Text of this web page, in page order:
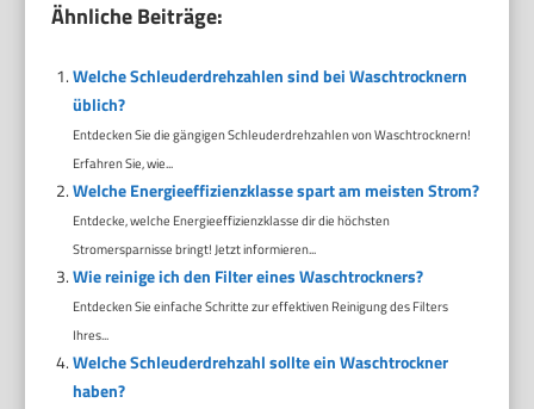
Ähnliche Beiträge:
Welche Schleuderdrehzahlen sind bei Waschtrocknern
üblich?
Entdecken Sie die gängigen Schleuderdrehzahlen von Waschtrocknern!
Erfahren Sie, wie...
Welche Energieeffizienzklasse spart am meisten Strom?
Entdecke, welche Energieeffizienzklasse dir die höchsten
Stromersparnisse bringt! Jetzt informieren...
Wie reinige ich den Filter eines Waschtrockners?
Entdecken Sie einfache Schritte zur effektiven Reinigung des Filters
Ihres...
Welche Schleuderdrehzahl sollte ein Waschtrockner
haben?